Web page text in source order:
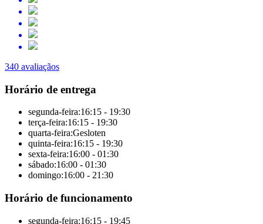
340 avaliaçãos
Horário de entrega
segunda-feira:16:15 - 19:30
terça-feira:16:15 - 19:30
quarta-feira:Gesloten
quinta-feira:16:15 - 19:30
sexta-feira:16:00 - 01:30
sábado:16:00 - 01:30
domingo:16:00 - 21:30
Horário de funcionamento
segunda-feira:16:15 - 19:45